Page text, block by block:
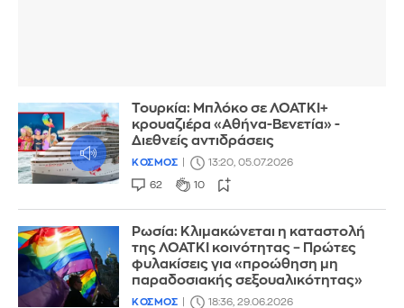
Τουρκία: Μπλόκο σε ΛΟΑΤΚΙ+
κρουαζιέρα «Αθήνα-Βενετία» -
Διεθνείς αντιδράσεις
ΚΟΣΜΟΣ 13:20, 05.07.2026
62 10
Ρωσία: Κλιμακώνεται η καταστολή
της ΛΟΑΤΚΙ κοινότητας – Πρώτες
φυλακίσεις για «προώθηση μη
παραδοσιακής σεξουαλικότητας»
ΚΟΣΜΟΣ 18:36, 29.06.2026